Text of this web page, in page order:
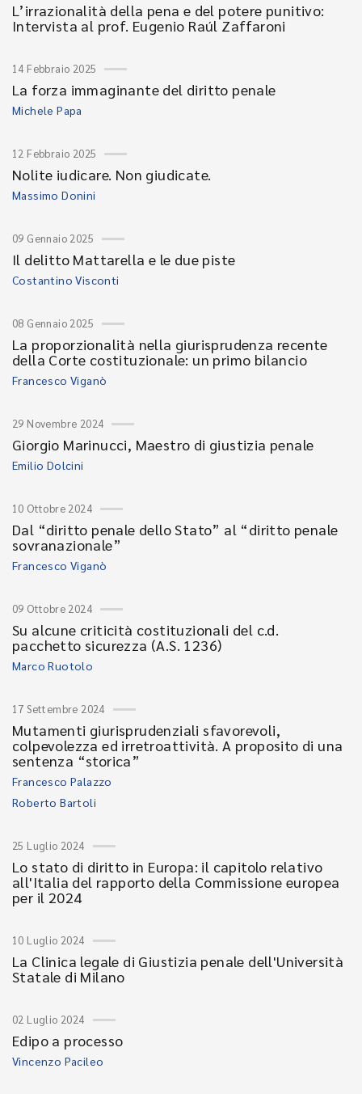
L’irrazionalità della pena e del potere punitivo:
Intervista al prof. Eugenio Raúl Zaffaroni
14 Febbraio 2025
La forza immaginante del diritto penale
Michele Papa
12 Febbraio 2025
Nolite iudicare. Non giudicate.
Massimo Donini
09 Gennaio 2025
Il delitto Mattarella e le due piste
Costantino Visconti
08 Gennaio 2025
La proporzionalità nella giurisprudenza recente
della Corte costituzionale: un primo bilancio
Francesco Viganò
29 Novembre 2024
Giorgio Marinucci, Maestro di giustizia penale
Emilio Dolcini
10 Ottobre 2024
Dal “diritto penale dello Stato” al “diritto penale
sovranazionale”
Francesco Viganò
09 Ottobre 2024
Su alcune criticità costituzionali del c.d.
pacchetto sicurezza (A.S. 1236)
Marco Ruotolo
17 Settembre 2024
Mutamenti giurisprudenziali sfavorevoli,
colpevolezza ed irretroattività. A proposito di una
sentenza “storica”
Francesco Palazzo
Roberto Bartoli
25 Luglio 2024
Lo stato di diritto in Europa: il capitolo relativo
all'Italia del rapporto della Commissione europea
per il 2024
10 Luglio 2024
La Clinica legale di Giustizia penale dell'Università
Statale di Milano
02 Luglio 2024
Edipo a processo
Vincenzo Pacileo